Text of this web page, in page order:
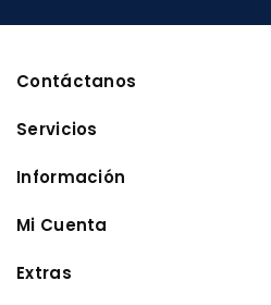
Contáctanos
Servicios
Información
Mi Cuenta
Extras